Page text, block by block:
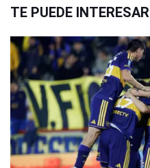
TE PUEDE INTERESAR